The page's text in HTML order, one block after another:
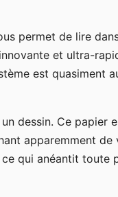
permet de lire
et ultra-
est quasiment
dessin. Ce papier
apparemment de
qui anéantit toute